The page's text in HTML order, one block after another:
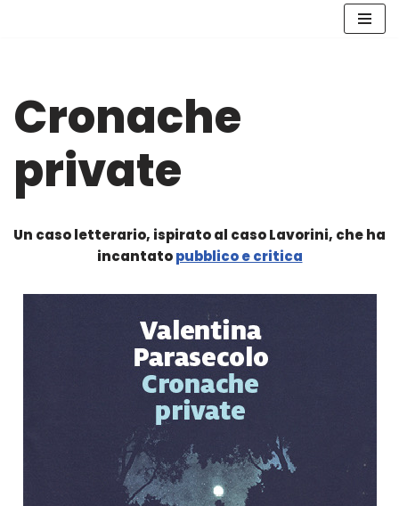
Cronache
private
Un caso letterario, ispirato al caso Lavorini, che ha
incantatopubblico e critica